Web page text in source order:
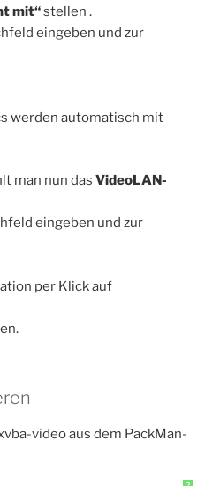
mit“stellen .
eingeben und zur
werden automatisch mit
man nun das VideoLAN-
eingeben und zur
per Klick auf
video aus dem PackMan-